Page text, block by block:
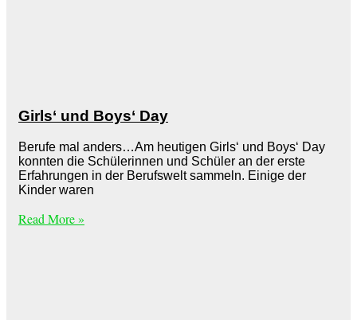
Girls‘ und Boys‘ Day
Berufe mal anders…Am heutigen Girls‘ und Boys‘ Day
konnten die Schülerinnen und Schüler an der erste
Erfahrungen in der Berufswelt sammeln. Einige der
Kinder waren
Read More »